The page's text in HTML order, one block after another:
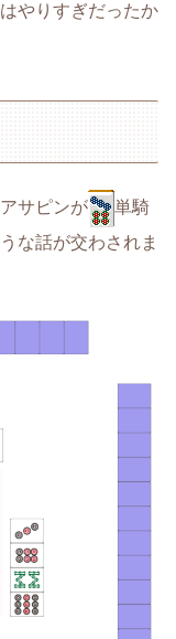
やりすぎだったか
サピンが
単騎
な話が交わされま